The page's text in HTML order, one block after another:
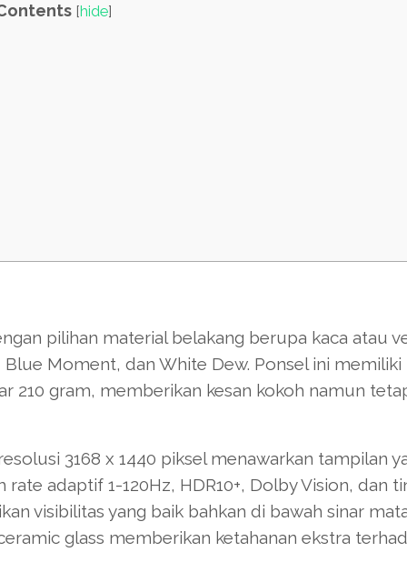
[hide]
pilihan material belakang berupa kaca atau
Moment, dan White Dew. Ponsel ini memiliki
210 gram, memberikan kesan kokoh namun
3168 x 1440 piksel menawarkan tampilan
adaptif 1-120Hz, HDR10+, Dolby Vision, dan
visibilitas yang baik bahkan di bawah sinar
glass memberikan ketahanan ekstra